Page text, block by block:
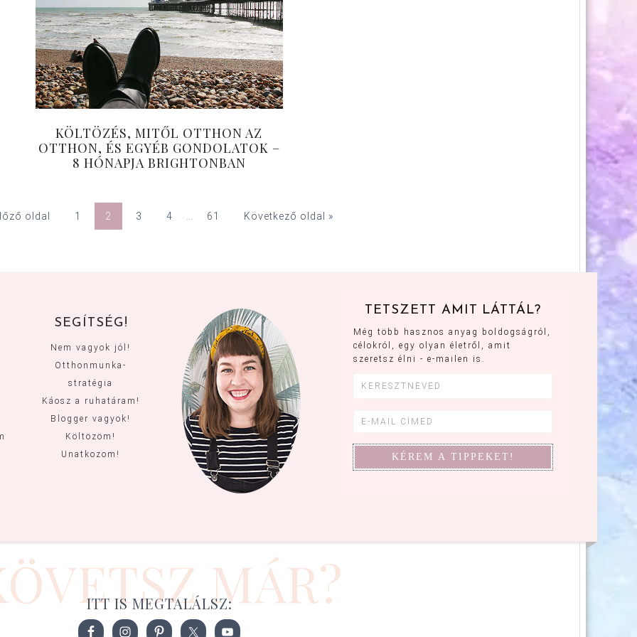
KÖLTÖZÉS, MITŐL OTTHON AZ
OTTHON, ÉS EGYÉB GONDOLATOK –
8 HÓNAPJA BRIGHTONBAN
oldal 1 2 3 4 61 Következő oldal »
SEGÍTSÉG!
Nem vagyok jól!
Otthonmunka-
stratégia
Káosz a ruhatáram!
Blogger vagyok!
Költözöm!
Unatkozom!
TETSZETT AMIT LÁTTÁL?
Még több hasznos anyag boldogságról,
célokról, egy olyan életről, amit
szeretsz élni - e-mailen is.
MÁR?
ITT IS MEGTALÁLSZ: